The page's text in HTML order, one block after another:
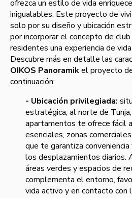
ofrezca un estilo de vida
inigualables. Este proyecto de
solo por su diseño y ubicación
por incorporar el concepto de
residentes una experiencia de
Descubre más en detalle las
OIKOS Panoramikel proyecto
continuación:
- Ubicación privilegiada:
estratégica, al norte de
apartamentos te ofrece fácil
esenciales, zonas
que te garantiza
los desplazamientos diarios.
áreas verdes y espacios de
complementa el entorno,
vida activo y en contacto con